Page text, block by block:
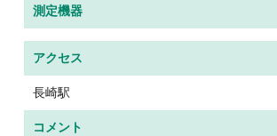
測定機器
アクセス
長崎駅
コメント